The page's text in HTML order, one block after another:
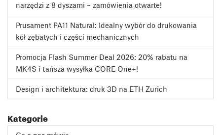
narzędzi z 8 dyszami – zamówienia otwarte!
Prusament PA11 Natural: Idealny wybór do drukowania
kół zębatych i części mechanicznych
Promocja Flash Summer Deal 2026: 20% rabatu na
MK4S i tańsza wysyłka CORE One+!
Design i architektura: druk 3D na ETH Zurich
Kategorie